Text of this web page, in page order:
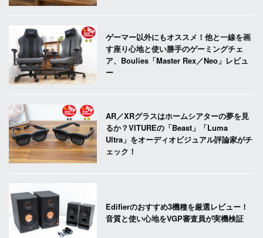
ゲーマー以外にもオススメ！他と一線を画
す座り心地と使い勝手のゲーミングチェ
ア、Boulies「Master Rex／Neo」レビュ
ー
AR／XRグラスはホームシアターの夢を見
るか？VITUREの「Beast」「Luma
Ultra」をオーディオビジュアル評論家がチ
ェック！
Edifierのおすすめ3機種を厳選レビュー！
音質と使い心地をVGP審査員が実機検証